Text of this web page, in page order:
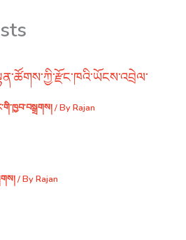
/ ByRajan
/ ByRajan